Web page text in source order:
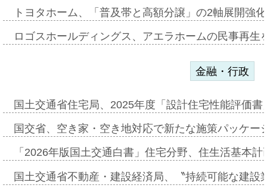
トヨタホーム、「普及帯と高額分譲」の2軸展開強
ロゴスホールディングス、アエラホームの民事再
金融・行政
国土交通省住宅局、2025年度「設計住宅性能評価
国交省、空き家・空き地対応で新たな施策パッケ
「2026年版国土交通白書」住宅分野、住生活基本
国土交通省不動産・建設経済局、〝持続可能な建